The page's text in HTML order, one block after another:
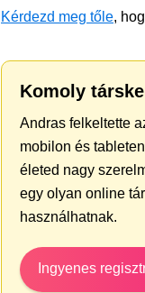
Kérdezd meg tőle,
Komoly
Andras felkeltette
mobilon és
életed nagy
egy olyan online
használhatnak.
Ingyenes